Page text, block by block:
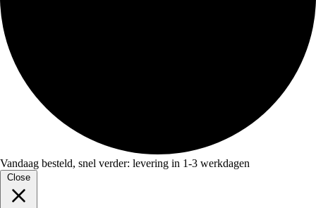
Vandaag besteld, snel verder: levering in 1-3 werkdagen
Close